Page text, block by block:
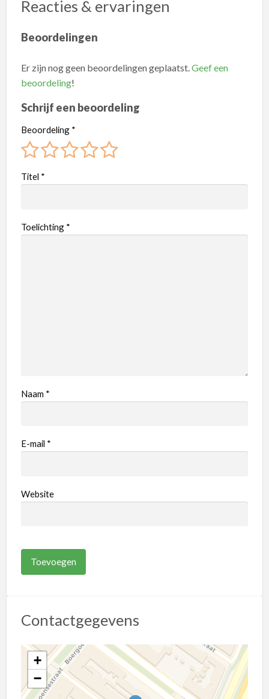
Reacties & ervaringen
Beoordelingen
Er zijn nog geen beoordelingen geplaatst.Geef een
beoordeling!
Schrijf een beoordeling
Beoordeling *
Titel *
Toelichting *
Naam *
E-mail *
Website
Contactgegevens
+
−